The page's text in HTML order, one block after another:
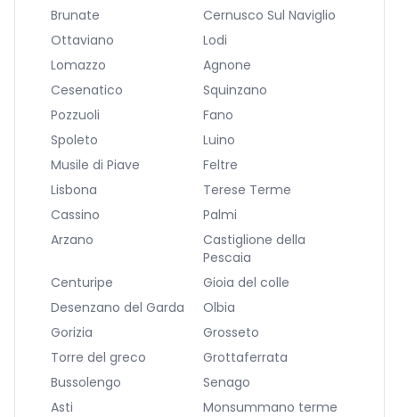
Brunate
Cernusco Sul Naviglio
Ottaviano
Lodi
Lomazzo
Agnone
Cesenatico
Squinzano
Pozzuoli
Fano
Spoleto
Luino
Musile di Piave
Feltre
Lisbona
Terese Terme
Cassino
Palmi
Arzano
Castiglione della
Pescaia
Centuripe
Gioia del colle
Desenzano del Garda
Olbia
Gorizia
Grosseto
Torre del greco
Grottaferrata
Bussolengo
Senago
Asti
Monsummano terme